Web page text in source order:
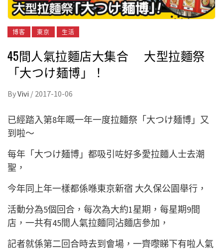
博客 東京 生活
45間人氣拉麵店大集合 大型拉麵祭
「大つけ麺博」！
ByVivi / 2017-10-06
已經踏入第8年嘅一年一度拉麵祭「大つけ麺博」又
到啦～
每年「大つけ麺博」都吸引咗好多愛拉麵人士去潮
聖，
今年同上年一樣都係喺東京新宿 大久保公園舉行，
活動分為5個回合，每次為大約1星期，每星期9間
店，一共有45間人氣拉麵同沾麵店參加，
記者就係第二回合時去到會場，一齊嚟睇下有啦人氣